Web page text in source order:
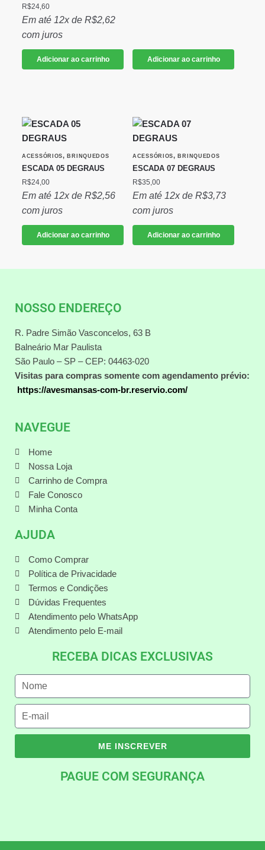
R$24,60
Em até 12x de R$2,62
com juros
Adicionar ao carrinho Adicionar ao carrinho
ACESSÓRIOS,BRINQUEDOS
ESCADA 05 DEGRAUS
R$24,00
Em até 12x de R$2,56
com juros
Adicionar ao carrinho
ACESSÓRIOS,BRINQUEDOS
ESCADA 07 DEGRAUS
R$35,00
Em até 12x de R$3,73
com juros
Adicionar ao carrinho
NOSSO ENDEREÇO
R. Padre Simão Vasconcelos, 63 B
Balneário Mar Paulista
São Paulo – SP – CEP: 04463-020
Visitas para compras somente com agendamento prévio:
https://avesmansas-com-br.reservio.com/
NAVEGUE
Home
Nossa Loja
Carrinho de Compra
Fale Conosco
Minha Conta
AJUDA
Como Comprar
Política de Privacidade
Termos e Condições
Dúvidas Frequentes
Atendimento pelo WhatsApp
Atendimento pelo E-mail
RECEBA DICAS EXCLUSIVAS
ME INSCREVER
PAGUE COM SEGURANÇA